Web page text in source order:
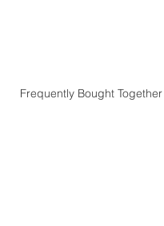
Frequently Bought Together